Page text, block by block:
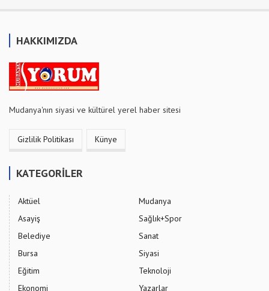
HAKKIMIZDA
Mudanya'nın siyasi ve kültürel yerel haber sitesi
Gizlilik Politikası Künye
KATEGORİLER
Aktüel
Asayiş
Belediye
Bursa
Eğitim
Ekonomi
Mudanya
Sağlık+Spor
Sanat
Siyasi
Teknoloji
Yazarlar